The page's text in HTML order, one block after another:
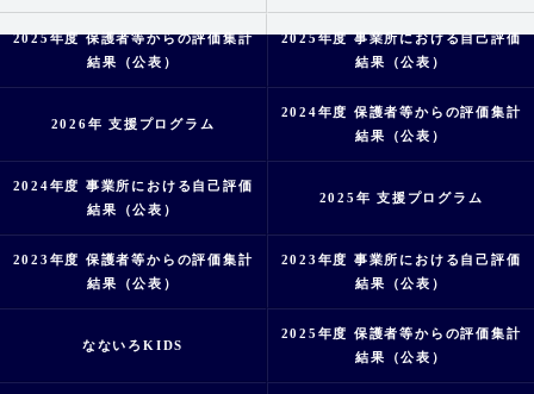
2025年度 保護者等からの評価集計
結果（公表）
2025年度 事業所における自己評価
結果（公表）
2026年 支援プログラム
2024年度 保護者等からの評価集計
結果（公表）
2024年度 事業所における自己評価
結果（公表）
2025年 支援プログラム
2023年度 保護者等からの評価集計
結果（公表）
2023年度 事業所における自己評価
結果（公表）
なないろKIDS
2025年度 保護者等からの評価集計
結果（公表）